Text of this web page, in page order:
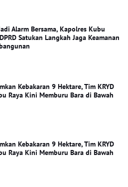
Alarm Bersama, Kapolres Kubu
Satukan Langkah Jaga Keamanan
Kebakaran 9 Hektare, Tim KRYD
Raya Kini Memburu Bara di Bawah
Kebakaran 9 Hektare, Tim KRYD
Raya Kini Memburu Bara di Bawah